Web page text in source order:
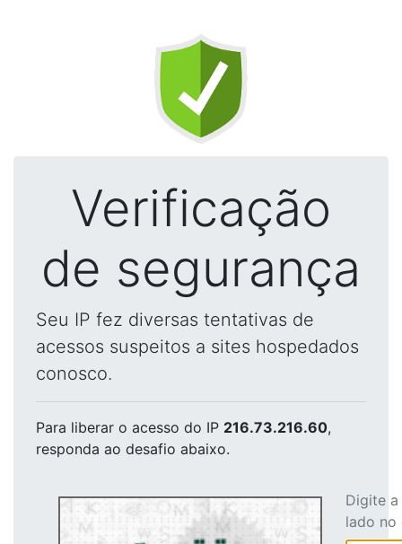
Verificação
de segurança
Seu IP fez diversas tentativas de
acessos suspeitos a sites hospedados
conosco.
Para liberar o acesso do IP 216.73.216.60,
responda ao desafio abaixo.
Digite
lado no